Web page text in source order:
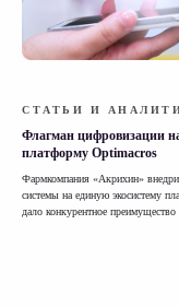
СТАТЬИ И
Флагман цифровизации
платформу Optimacros
Фармкомпания «Акрихин»
системы на единую экосистему
дало конкурентное преимущество